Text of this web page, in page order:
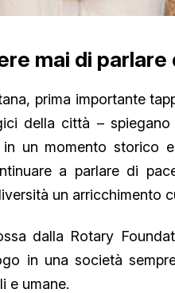
mai di parlare
prima importante
della città –
un momento storico
a parlare di
un arricchimento
dalla Rotary
in una società
e umane.